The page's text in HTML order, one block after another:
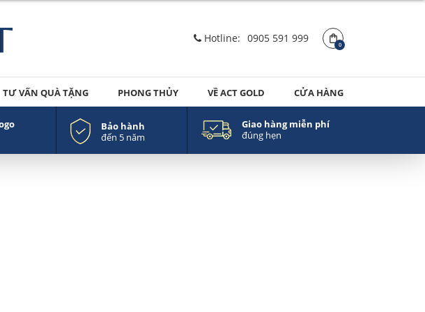
Hotline: 0905 591 999
0
TƯ VẤN QUÀ TẶNG PHONG THỦY VỀ ACT GOLD CỬA HÀNG
Bảo hành
đến 5 năm
Giao hàng miễn phí
đúng hẹn